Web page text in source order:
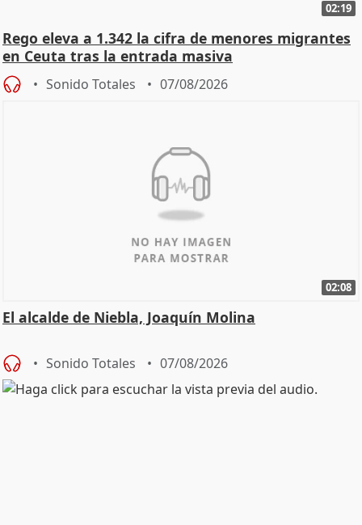
02:19
Rego eleva a 1.342 la cifra de menores migrantes
en Ceuta tras la entrada masiva
Sonido Totales 07/08/2026
02:08
El alcalde de Niebla, Joaquín Molina
Sonido Totales 07/08/2026